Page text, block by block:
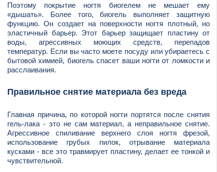
Поэтому покрытие ногтя биогелем не мешает ему
«дышать». Более того, биогель выполняет защитную
функцию. Он создает на поверхности ногтя плотный, но
эластичный барьер. Этот барьер защищает пластину от
воды, агрессивных моющих средств, перепадов
температур. Если вы часто моете посуду или убираетесь с
бытовой химией, биогель спасет ваши ногти от ломкости и
расслаивания.
Правильное снятие материала без вреда
Главная причина, по которой ногти портятся после снятия
гель-лака - это не сам материал, а неправильное снятие.
Агрессивное спиливание верхнего слоя ногтя фрезой,
использование грубых пилок, отрывание материала
кусками - все это травмирует пластину, делает ее тонкой и
чувствительной.